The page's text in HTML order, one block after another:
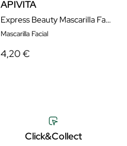
APIVITA
Express Beauty Mascarilla Facial Iluminadora con Naranja 2x8 ml
Mascarilla Facial
4,20 €
Click&Collect